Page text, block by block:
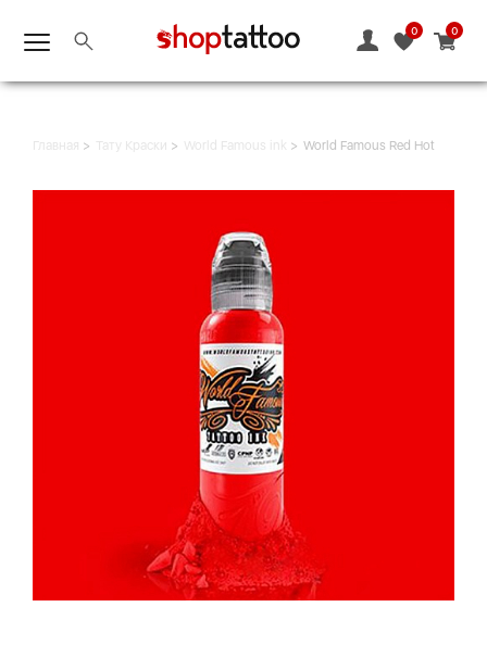
0
0
Главная Тату Краски World Famous ink World Famous Red Hot